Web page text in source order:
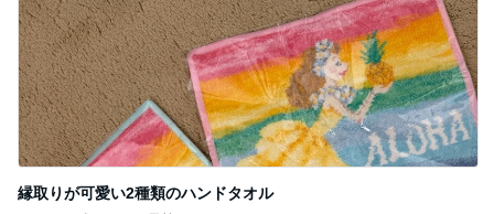
縁取りが可愛い2種類のハンドタオル